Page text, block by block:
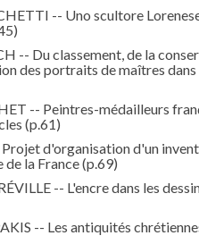
-- Uno scultore
-- Du classement, de la
des portraits de maîtres dans
-- Peintres-médailleurs
(p.61)
Projet d'organisation d'un
la France(p.69)
-- L'encre dans les
-- Les antiquités